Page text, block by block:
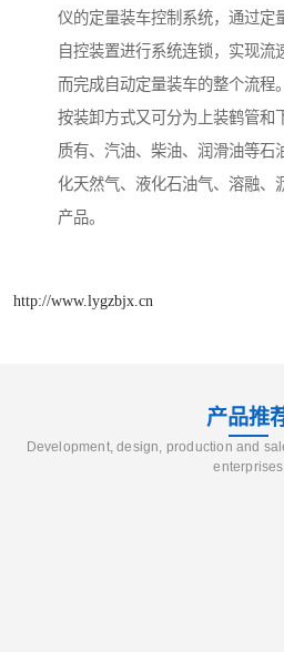
仪的定量装车控制系统，通过定
自控装置进行系统连锁，实现流
而完成自动定量装车的整个流程。
按装卸方式又可分为上装鹤管和
质有、汽油、柴油、润滑油等石
化天然气、液化石油气、溶融、
产品。
http://www.lygzbjx.cn
产品推
Development, design, production and
enterprises